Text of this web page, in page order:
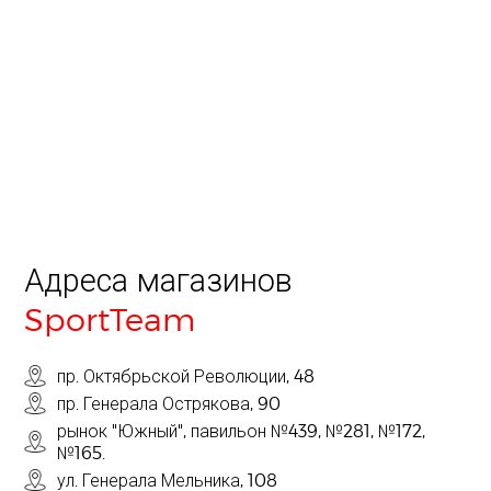
Адреса магазинов
SportTeam
пр. Октябрьской Революции, 48
пр. Генерала Острякова, 90
рынок "Южный", павильон №439, №281, №172,
№165.
ул. Генерала Мельника, 108